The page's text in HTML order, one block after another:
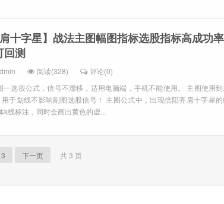
肩十字星】战法主图幅图指标选股指标高成功
回测
阅读(328)
评论(0)
一选股公式，信号不漂移，适用电脑端，手机不能使用。 主图使用
于划线不影响副图选股信号！ 主图公式中，出现倍阳齐肩十字星的
线标注，同时会画出黄色的虚...
3 下一页 共 3 页